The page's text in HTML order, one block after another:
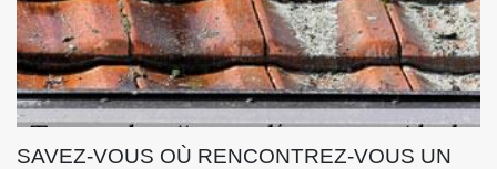
SAVEZ-VOUS OÙ RENCONTREZ-VOUS UN